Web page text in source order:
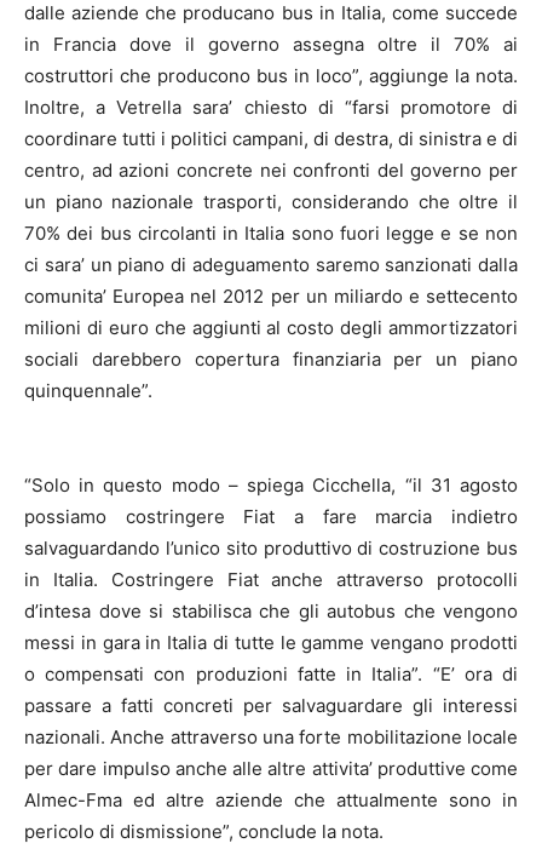
dalle aziende che producano bus in Italia, come succede
in Francia dove il governo assegna oltre il 70% ai
costruttori che producono bus in loco”, aggiunge la nota.
Inoltre, a Vetrella sara’ chiesto di “farsi promotore di
coordinare tutti i politici campani, di destra, di sinistra e di
centro, ad azioni concrete nei confronti del governo per
un piano nazionale trasporti, considerando che oltre il
70% dei bus circolanti in Italia sono fuori legge e se non
ci sara’ un piano di adeguamento saremo sanzionati dalla
comunita’ Europea nel 2012 per un miliardo e settecento
milioni di euro che aggiunti al costo degli ammortizzatori
sociali darebbero copertura finanziaria per un piano
quinquennale”.
“Solo in questo modo – spiega Cicchella, “il 31 agosto
possiamo costringere Fiat a fare marcia indietro
salvaguardando l’unico sito produttivo di costruzione bus
in Italia. Costringere Fiat anche attraverso protocolli
d’intesa dove si stabilisca che gli autobus che vengono
messi in gara in Italia di tutte le gamme vengano prodotti
o compensati con produzioni fatte in Italia”. “E’ ora di
passare a fatti concreti per salvaguardare gli interessi
nazionali. Anche attraverso una forte mobilitazione locale
per dare impulso anche alle altre attivita’ produttive come
Almec-Fma ed altre aziende che attualmente sono in
pericolo di dismissione”, conclude la nota.